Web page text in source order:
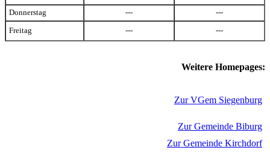
Donnerstag --- ---
Freitag --- ---
Weitere Homepages:
Zur VGem Siegenburg
Zur Gemeinde Biburg
Zur Gemeinde Kirchdorf